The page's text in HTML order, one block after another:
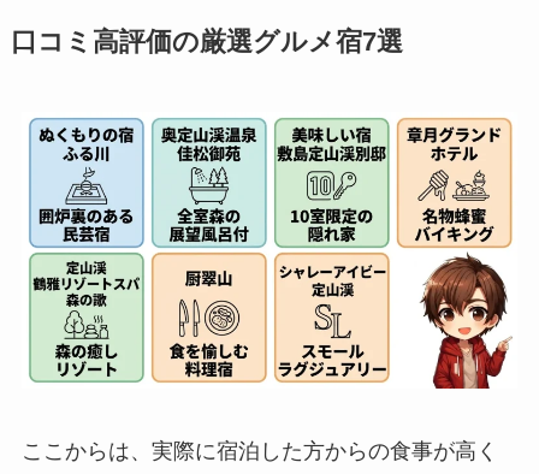
口コミ高評価の厳選グルメ宿7選
ここからは、実際に宿泊した方からの食事が高く